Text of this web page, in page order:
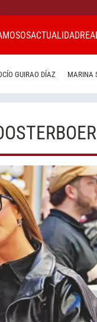
ACTUALIDAD
GUIRAO DÍAZ MARINA